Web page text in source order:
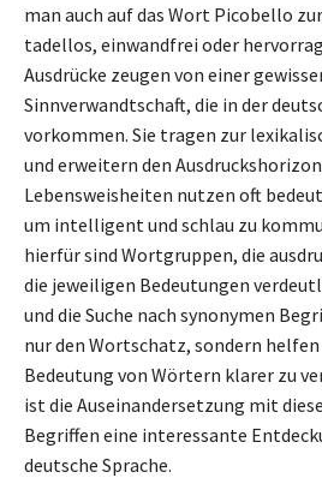
man auch auf das Wort Picobello
tadellos, einwandfrei oder
Ausdrücke zeugen von einer
Sinnverwandtschaft, die in der
vorkommen. Sie tragen zur
und erweitern den
Lebensweisheiten nutzen oft
um intelligent und schlau zu
hierfür sind Wortgruppen, die
die jeweiligen Bedeutungen
und die Suche nach synonymen
nur den Wortschatz, sondern helfen
Bedeutung von Wörtern klarer zu
ist die Auseinandersetzung mit
Begriffen eine interessante
deutsche Sprache.